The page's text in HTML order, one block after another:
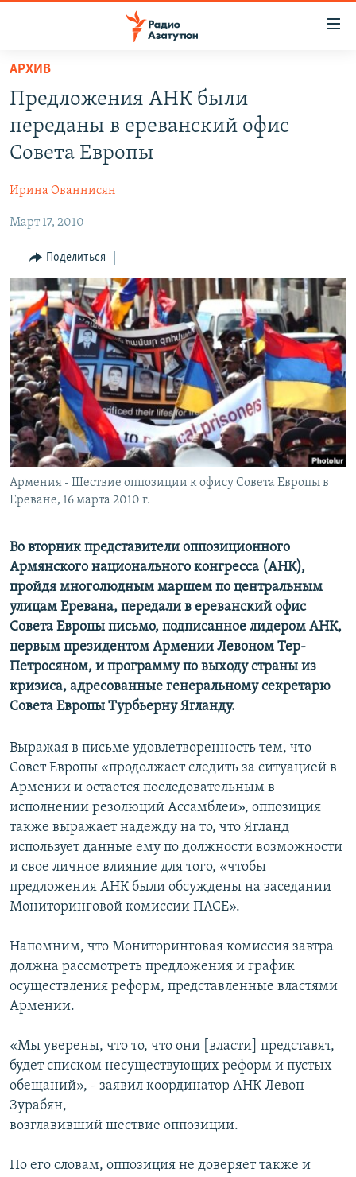
Перейти
основному
содержанию
Перейти
основной
навигации
Перейти
поиску
НОВОСТИ
ПОЛИТИКА
ЭКОНОМИКА
РЕГИОН
НАГОРНЫЙ КАРАБАХ
КУЛЬТУРА
СПОРТ
АРХИВ
Հայերեն
English
Русский
Все сайты Радио Азатутюн
АРХИВ
Предложения АНК были
переданы в ереванский офис
Совета Европы
Ирина Ованнисян
Март 17, 2010
Поделиться
Армения - Шествие оппозиции к офису Совета Европы в
Ереване, 16 марта 2010 г.
Во вторник представители оппозиционного
Армянского национального конгресса (АНК),
пройдя многолюдным маршем по центральным
улицам Еревана, передали в ереванский офис
Совета Европы письмо, подписанное лидером АНК,
первым президентом Армении Левоном Тер-
Петросяном, и программу по выходу страны из
кризиса, адресованные генеральному секретарю
Совета Европы Турбьерну Ягланду.
Выражая в письме удовлетворенность тем, что
Совет Европы «продолжает следить за ситуацией в
Армении и остается последовательным в
исполнении резолюций Ассамблеи», оппозиция
также выражает надежду на то, что Ягланд
использует данные ему по должности возможности
и свое личное влияние для того, «чтобы
предложения АНК были обсуждены на заседании
Мониторинговой комиссии ПАСЕ».
Напомним, что Мониторинговая комиссия завтра
должна рассмотреть предложения и график
осуществления реформ, представленные властями
Армении.
«Мы уверены, что то, что они [власти] представят,
будет списком несуществующих реформ и пустых
обещаний», - заявил координатор АНК Левон
Зурабян,
возглавивший шествие оппозиции.
По его словам, оппозиция не доверяет также и